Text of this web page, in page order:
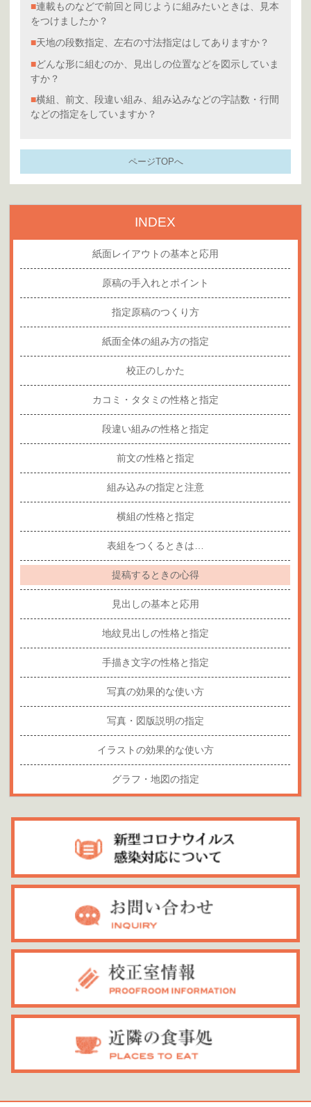
■連載ものなどで前回と同じように組みたいときは、見本
をつけましたか？
■天地の段数指定、左右の寸法指定はしてありますか？
■どんな形に組むのか、見出しの位置などを図示していま
すか？
■横組、前文、段違い組み、組み込みなどの字詰数・行間
などの指定をしていますか？
ページTOPへ
INDEX
紙面レイアウトの基本と応用
原稿の手入れとポイント
指定原稿のつくり方
紙面全体の組み方の指定
校正のしかた
カコミ・タタミの性格と指定
段違い組みの性格と指定
前文の性格と指定
組み込みの指定と注意
横組の性格と指定
表組をつくるときは…
提稿するときの心得
見出しの基本と応用
地紋見出しの性格と指定
手描き文字の性格と指定
写真の効果的な使い方
写真・図版説明の指定
イラストの効果的な使い方
グラフ・地図の指定